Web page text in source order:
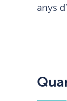
anys